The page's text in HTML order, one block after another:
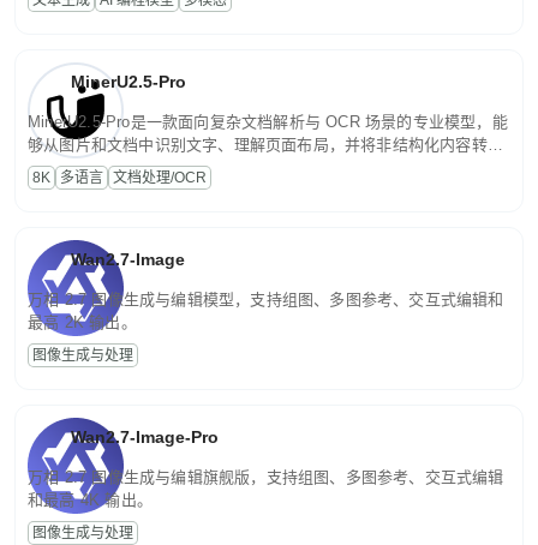
程，支持超长文档与长视频的深度语义解析。长程任务中自主规划与
MinerU2.5-Pro
MinerU2.5-Pro是一款面向复杂文档解析与 OCR 场景的专业模型，能
够从图片和文档中识别文字、理解页面布局，并将非结构化内容转换
为便于存储、检索和二次处理的结构化结果。
8K 多语言 文档处理/OCR
Wan2.7-Image
万相 2.7 图像生成与编辑模型，支持组图、多图参考、交互式编辑和
最高 2K 输出。
图像生成与处理
Wan2.7-Image-Pro
万相 2.7 图像生成与编辑旗舰版，支持组图、多图参考、交互式编辑
和最高 4K 输出。
图像生成与处理